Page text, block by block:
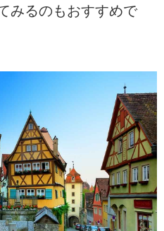
みるのもおすすめで